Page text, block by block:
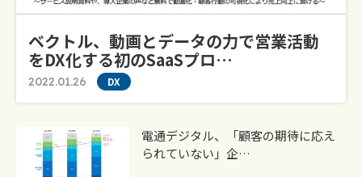
ベクトル、動画とデータの力で営業活動
をDX化する初のSaaSプロ…
2022.01.26 DX
電通デジタル、「顧客の期待に応え
られていない」企…